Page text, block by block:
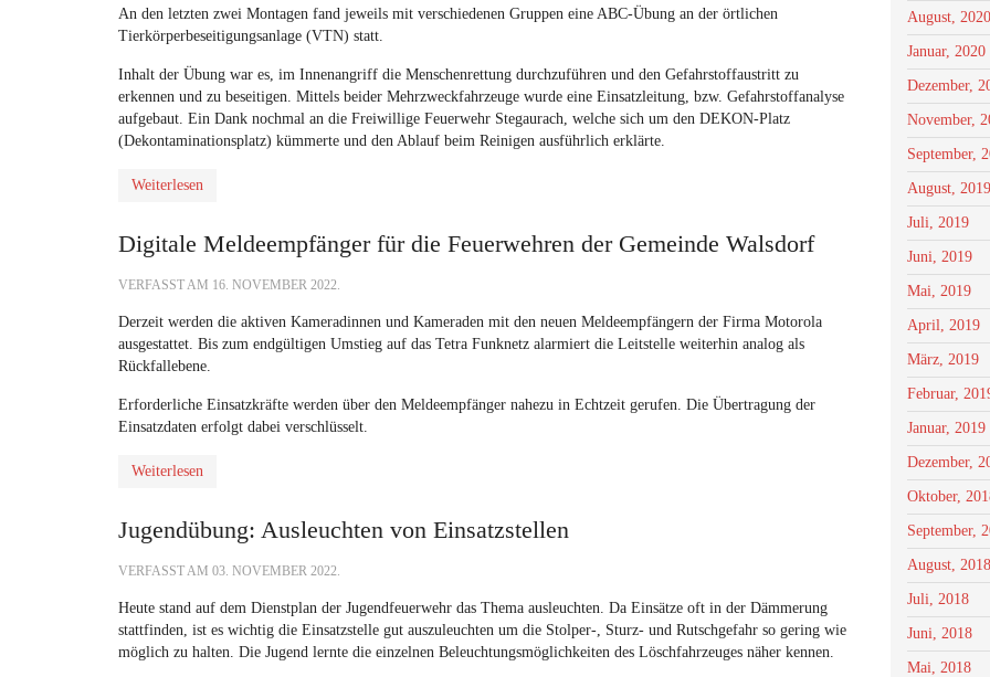
An den letzten zwei Montagen fand jeweils mit verschiedenen Gruppen eine ABC-Übung an der örtlichen
Tierkörperbeseitigungsanlage (VTN) statt.
Inhalt der Übung war es, im Innenangriff die Menschenrettung durchzuführen und den Gefahrstoffaustritt zu
erkennen und zu beseitigen. Mittels beider Mehrzweckfahrzeuge wurde eine Einsatzleitung, bzw. Gefahrstoffanalyse
aufgebaut. Ein Dank nochmal an die Freiwillige Feuerwehr Stegaurach, welche sich um den DEKON-Platz
(Dekontaminationsplatz) kümmerte und den Ablauf beim Reinigen ausführlich erklärte.
Weiterlesen
Digitale Meldeempfänger für die Feuerwehren der Gemeinde Walsdorf
VERFASST AM 16. NOVEMBER 2022.
Derzeit werden die aktiven Kameradinnen und Kameraden mit den neuen Meldeempfängern der Firma Motorola
ausgestattet. Bis zum endgültigen Umstieg auf das Tetra Funknetz alarmiert die Leitstelle weiterhin analog als
Rückfallebene.
Erforderliche Einsatzkräfte werden über den Meldeempfänger nahezu in Echtzeit gerufen. Die Übertragung der
Einsatzdaten erfolgt dabei verschlüsselt.
Weiterlesen
Jugendübung: Ausleuchten von Einsatzstellen
VERFASST AM 03. NOVEMBER 2022.
Heute stand auf dem Dienstplan der Jugendfeuerwehr das Thema ausleuchten. Da Einsätze oft in der Dämmerung
stattfinden, ist es wichtig die Einsatzstelle gut auszuleuchten um die Stolper-, Sturz- und Rutschgefahr so gering wie
möglich zu halten. Die Jugend lernte die einzelnen Beleuchtungsmöglichkeiten des Löschfahrzeuges näher kennen.
August, 2020
Januar, 2020
Dezember,
November,
September,
August, 2019
Juli, 2019
Juni, 2019
Mai, 2019
April, 2019
März, 2019
Februar,
Januar, 2019
Dezember,
Oktober,
September,
August, 2018
Juli, 2018
Juni, 2018
Mai, 2018